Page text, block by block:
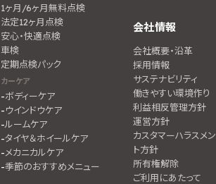
1ヶ月/6ヶ月無料点検
法定12ヶ月点検
安心・快適点検
車検
定期点検パック
カーケア
ボディーケア
ウインドウケア
ルームケア
タイヤ＆ホイールケア
メカニカルケア
季節のおすすめメニュー
会社情報
会社概要・沿革
採用情報
サステナビリティ
働きやすい環境作り
利益相反管理方針
運営方針
カスタマーハラスメン
ト方針
所有権解除
ご利用にあたって